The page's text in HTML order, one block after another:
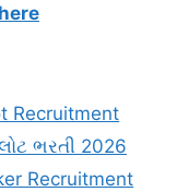
Recruitment
ભરતી 2026
Recruitment